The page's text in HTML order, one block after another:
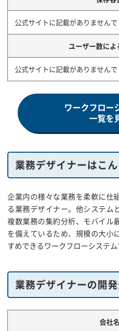
公式サイトに記載がありませんで
ユーザー数によ
公式サイトに記載がありませんで
ワークフロー
一覧を
業務デザイナーはこ
企業内の様々な業務を柔軟に仕
る業務デザイナー。他システム
複数業務の集約分析、モバイル
を備えているため、規模の大小
すめできるワークフローシステム
業務デザイナーの開
会社名